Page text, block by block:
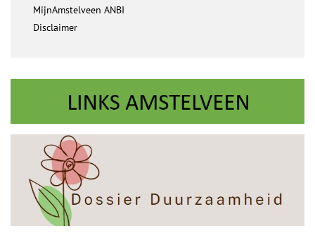
MijnAmstelveen ANBI
Disclaimer